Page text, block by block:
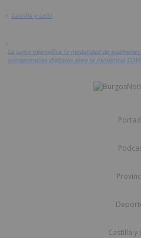
> Castilla y León
>
La Junta intensifica la modalidad de
competencias digitales ante la incidencia
Castilla y